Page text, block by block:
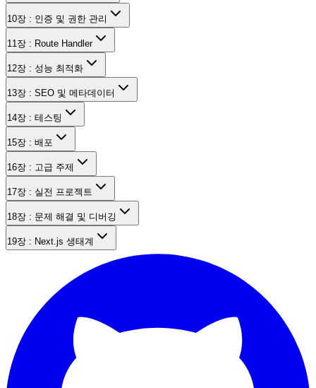
10장 : 인증 및 권한 관리
11장 : Route Handler
12장 : 성능 최적화
13장 : SEO 및 메타데이터
14장 : 테스팅
15장 : 배포
16장 : 고급 주제
17장 : 실전 프로젝트
18장 : 문제 해결 및 디버깅
19장 : Next.js 생태계